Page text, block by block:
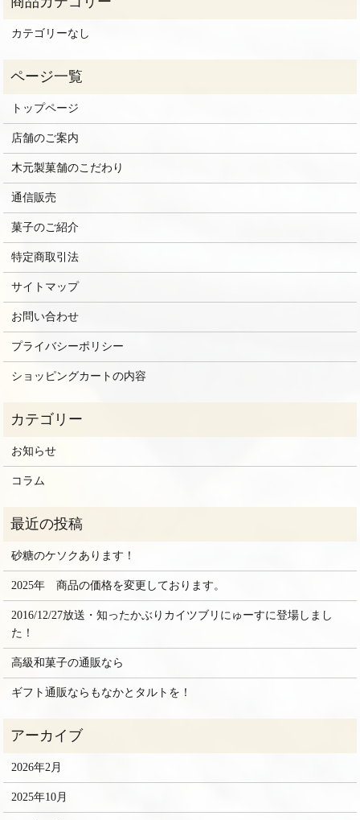
カテゴリーなし
トップページ
店舗のご案内
木元製菓舗のこだわり
通信販売
菓子のご紹介
特定商取引法
サイトマップ
お問い合わせ
プライバシーポリシー
ショッピングカートの内容
お知らせ
コラム
砂糖のケソクあります！
2025年 商品の価格を変更しております。
2016/12/27放送・知ったかぶりカイツブリにゅーすに登場しまし
た！
高級和菓子の通販なら
ギフト通販ならもなかとタルトを！
2026年2月
2025年10月